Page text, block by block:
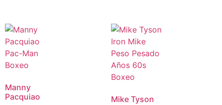
Manny
Pacquiao
Mike Tyson